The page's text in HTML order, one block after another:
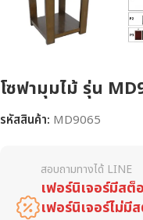
โซฟามุมไม้ รุ่น
รหัสสินค้า: MD9065
สอบถามทางได้ LINE
เฟอร์นิเจอร์มีสต็
เฟอร์นิเจอร์ไม่